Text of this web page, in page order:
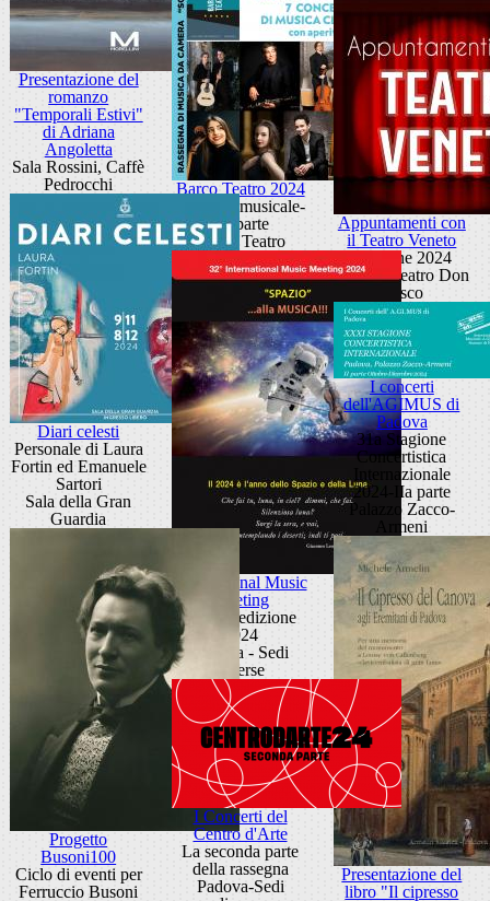
Presentazione del
romanzo
"Temporali Estivi"
di Adriana
Angoletta
Sala Rossini, Caffè
Pedrocchi
Barco Teatro 2024
Stagione musicale-
IIa parte
Barco Teatro
Appuntamenti con
il Teatro Veneto
Edizione 2024
Piccolo Teatro Don
Bosco
Diari celesti
Personale di Laura
Fortin ed Emanuele
Sartori
Sala della Gran
Guardia
International Music
Meeting
XXXII edizione
2024
Padova - Sedi
diverse
I concerti
dell'AGIMUS di
Padova
31a Stagione
Concertistica
Internazionale
2024-IIa parte
Palazzo Zacco-
Armeni
Progetto
Busoni100
Ciclo di eventi per
Ferruccio Busoni
Presentazione del
libro "Il cipresso
I Concerti del
Centro d'Arte
La seconda parte
della rassegna
Padova-Sedi